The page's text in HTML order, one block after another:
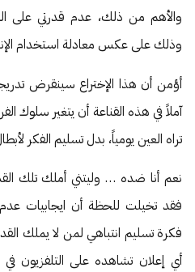
والأهم من ذلك، عدم قدرتي على
وذلك على عكس معادلة استخدام
أؤمن أن هذا الإختراع سينقرض
آملاً في هذه القناعة أن يتغير سلوك
تراه العين يومياً، بدل تسليم الفكر
نعم أنا ضده … وليتني أملك تلك
فقد تخيلت للحظة أن ايجابيات عدم
فكرة تسليم انتباهي لمن لا يملك
أي إعلان تشاهده على التلفزيون